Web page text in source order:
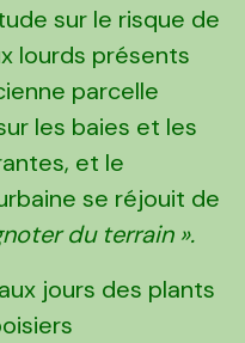
sur le risque de
lourds présents
parcelle
les baies et les
et le
se réjouit de
du terrain ».
jours des plants